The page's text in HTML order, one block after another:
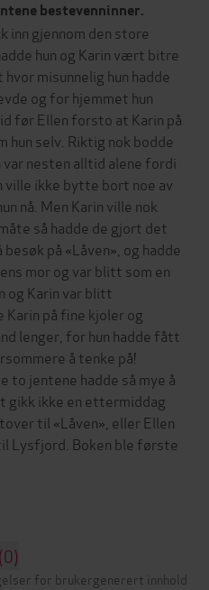
bestevenninner.
inn gjennom den store
hun og Karin vært bitre
misunnelig hun hadde
og for hjemmet hun
før Ellen forsto at Karin på
hun selv. Riktig nok bodde
var nesten alltid alene fordi
ville ikke bytte bort noe av
nå. Men Karin ville nok
så hadde de gjort det
på «Låven», og hadde
mor og var blitt som en
og Karin var blitt
på fine kjoler og
lenger, for hun hadde fått
å tenke på!
to jentene hadde så mye å
gikk ikke en ettermiddag
til «Låven», eller Ellen
Lysfjord. Boken ble første
(0)
for brukergenerert innhold